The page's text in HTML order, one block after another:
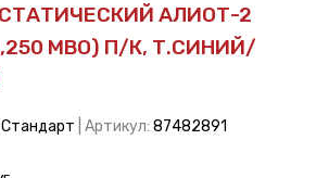
АЛИОТ-2
МВО) П/К, Т.СИНИЙ/
Стандарт | Артикул: 87482891